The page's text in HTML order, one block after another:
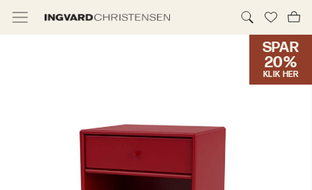
SPAR
20%
KLIK HER